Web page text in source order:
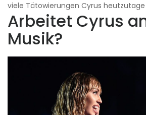
viele Tätowierungen Cyrus
Arbeitet Cyrus
Musik?